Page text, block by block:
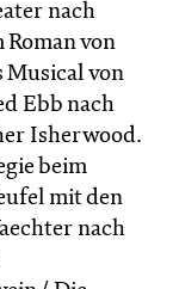
nach
von
von
Ebb nach
Isherwood.
beim
mit den
nach